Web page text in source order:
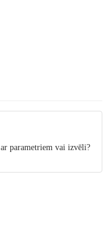
parametriem vai izvēli?